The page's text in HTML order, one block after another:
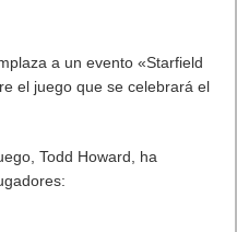
a un evento «Starfield
el juego que se celebrará el
Todd Howard, ha